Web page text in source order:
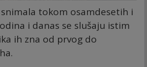
snimala tokom osamdesetih i
i danas se slušaјu istim
ih zna od prvog do